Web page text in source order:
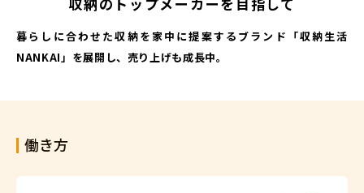
暮らしに合わせた収納を家中に提案するブランド「収納生活
NANKAI」を展開し、売り上げも成長中。
働き方